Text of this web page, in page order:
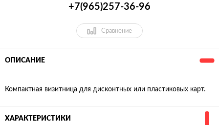
+7(965)257-36-96
Сравнение
ОПИСАНИЕ
Компактная визитница для дисконтных или пластиковых карт.
ХАРАКТЕРИСТИКИ